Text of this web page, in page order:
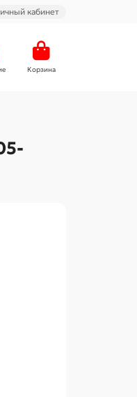
кабинет
Корзина